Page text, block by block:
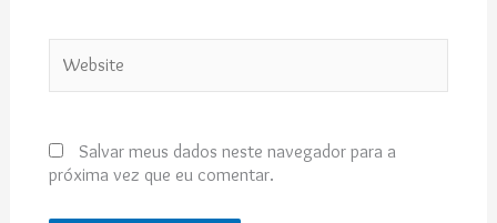
Salvar meus dados neste navegador para a
próxima vez que eu comentar.